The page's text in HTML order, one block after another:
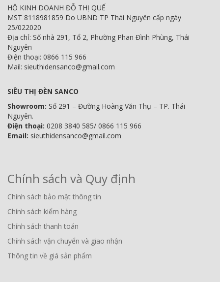
HỘ KINH DOANH ĐỖ THỊ QUẾ
MST 8118981859 Do UBND TP Thái Nguyên cấp ngày
25/022020
Địa chỉ: Số nhà 291, Tổ 2, Phường Phan Đình Phùng, Thái
Nguyên
Điện thoại: 0866 115 966
Mail: sieuthidensanco@gmail.com
SIÊU THỊ ĐÈN SANCO
Showroom: Số 291 – Đường Hoàng Văn Thụ – TP. Thái
Nguyên.
Điện thoại: 0208 3840 585/ 0866 115 966
Email: sieuthidensanco@gmail.com
Chính sách và Quy định
Chính sách bảo mật thông tin
Chính sách kiểm hàng
Chính sách thanh toán
Chính sách vận chuyển và giao nhận
Thông tin về giá sản phẩm